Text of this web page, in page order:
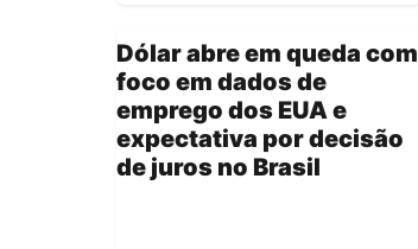
Dólar abre em queda com
foco em dados de
emprego dos EUA e
expectativa por decisão
de juros no Brasil